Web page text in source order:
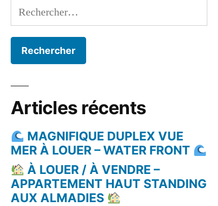
Rechercher :
Articles récents
MAGNIFIQUE DUPLEX VUE
MER À LOUER – WATER FRONT
À LOUER / À VENDRE –
APPARTEMENT HAUT STANDING
AUX ALMADIES